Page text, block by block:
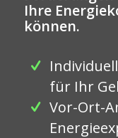
Ihre
können.
für Ihr
Vor-Ort-